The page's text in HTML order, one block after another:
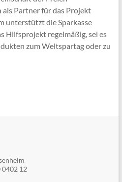
Partner für das Projekt
unterstützt die Sparkasse
Hilfsprojekt regelmäßig, sei es
zum Weltspartag oder zu
0402 12